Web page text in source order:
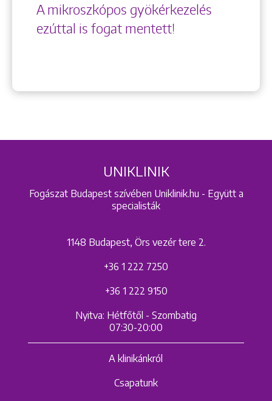
A mikroszkópos gyökérkezelés
ezúttal is fogat mentett!
UNIKLINIK
Fogászat Budapest szívében Uniklinik.hu - Együtt a
specialisták
1148 Budapest, Örs vezér tere 2.
+36 1 222 7250
+36 1 222 9150
Nyitva: Hétfőtől - Szombatig
07:30-20:00
A klinikánkról
Csapatunk